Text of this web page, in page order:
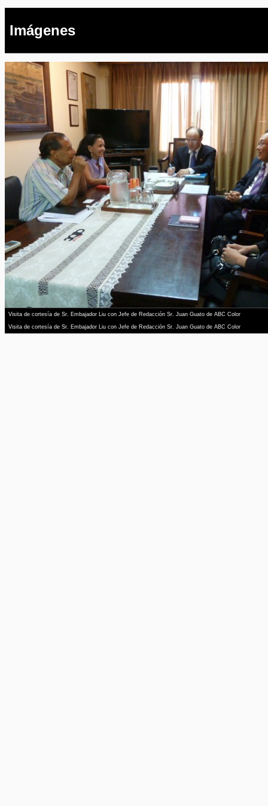
Imágenes
Visita de cortesía de Sr. Embajador Liu con Jefe de Redacción Sr. Juan Guato de ABC Color
Visita de cortesía de Sr. Embajador Liu con Jefe de Redacción Sr. Juan Guato de ABC Color